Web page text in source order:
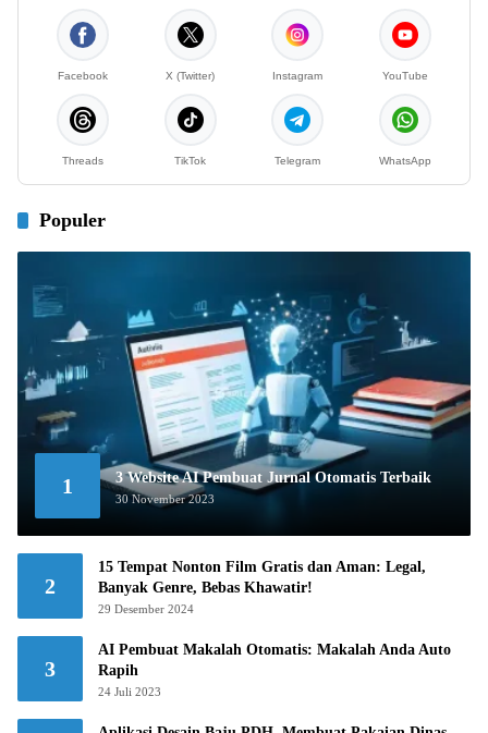
Facebook X (Twitter) Instagram YouTube
Threads TikTok Telegram WhatsApp
Populer
1 3 Website AI Pembuat Jurnal Otomatis Terbaik
30 November 2023
2
15 Tempat Nonton Film Gratis dan Aman: Legal,
Banyak Genre, Bebas Khawatir!
29 Desember 2024
3
AI Pembuat Makalah Otomatis: Makalah Anda Auto
Rapih
24 Juli 2023